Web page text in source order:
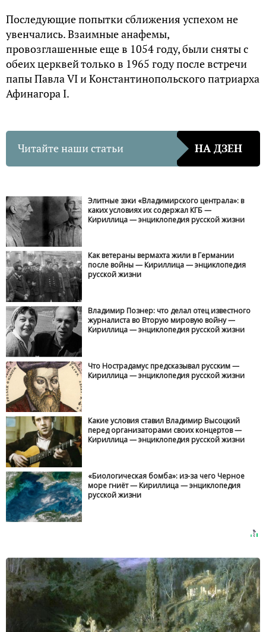
Последующие попытки сближения успехом не
увенчались. Взаимные анафемы,
провозглашенные еще в 1054 году, были сняты с
обеих церквей только в 1965 году после встречи
папы Павла VI и Константинопольского патриарха
Афинагора I.
Читайте наши статьи НА ДЗЕН
Элитные зэки «Владимирского централа»: в
каких условиях их содержал КГБ —
Кириллица — энциклопедия русской жизни
Как ветераны вермахта жили в Германии
после войны — Кириллица — энциклопедия
русской жизни
Владимир Познер: что делал отец известного
журналиста во Вторую мировую войну —
Кириллица — энциклопедия русской жизни
Что Нострадамус предсказывал русским —
Кириллица — энциклопедия русской жизни
Какие условия ставил Владимир Высоцкий
перед организаторами своих концертов —
Кириллица — энциклопедия русской жизни
«Биологическая бомба»: из-за чего Черное
море гниёт — Кириллица — энциклопедия
русской жизни